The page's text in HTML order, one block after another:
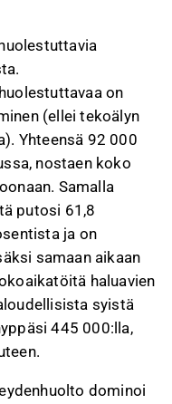
on
(ellei tekoälyn
Yhteensä 92 000
nostaen koko
Samalla
putosi 61,8
ja on
samaan aikaan
haluavien
syistä
445 000:lla,
dominoi